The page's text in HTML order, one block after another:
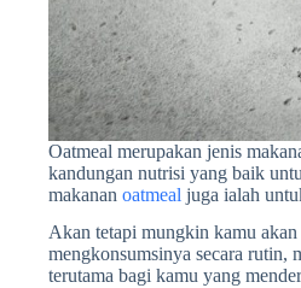
Oatmeal merupakan jenis
kandungan nutrisi yang baik
makanan oatmeal juga ialah
Akan tetapi mungkin kamu
mengkonsumsinya secara rutin,
terutama bagi kamu yang